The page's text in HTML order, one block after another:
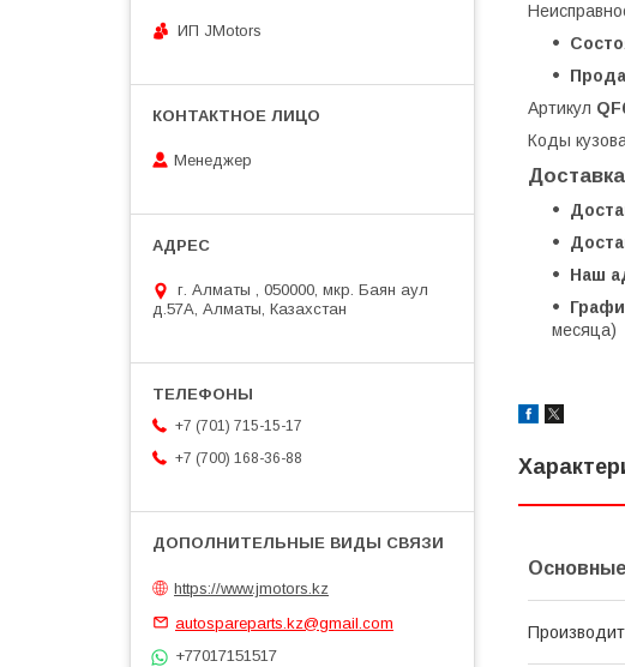
Артикул
Коды
Наш
месяца)
Основные
ИП JMotors
Менеджер
г. Алматы , 050000, мкр. Баян аул
д.57А, Алматы, Казахстан
+7 (701) 715-15-17
+7 (700) 168-36-88
https://www.jmotors.kz
autospareparts.kz@gmail.com
+77017151517